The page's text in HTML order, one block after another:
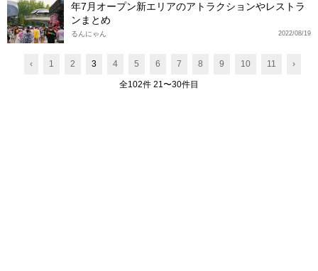
年7月オープン新エリアのアトラクションやレストラ
ンまとめ
2022/08/19
るんにゃん
‹ 1 2 3 4 5 6 7 8 9 10 11 ›
全102件 21〜30件目